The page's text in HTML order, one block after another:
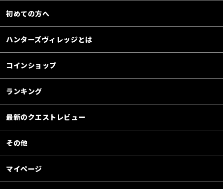
初めての方へ
ハンターズヴィレッジとは
コインショップ
ランキング
最新のクエストレビュー
その他
マイページ